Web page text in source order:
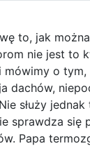
to, jak
nie jest to
mówimy o
dachów,
służy
sprawdza się
Papa